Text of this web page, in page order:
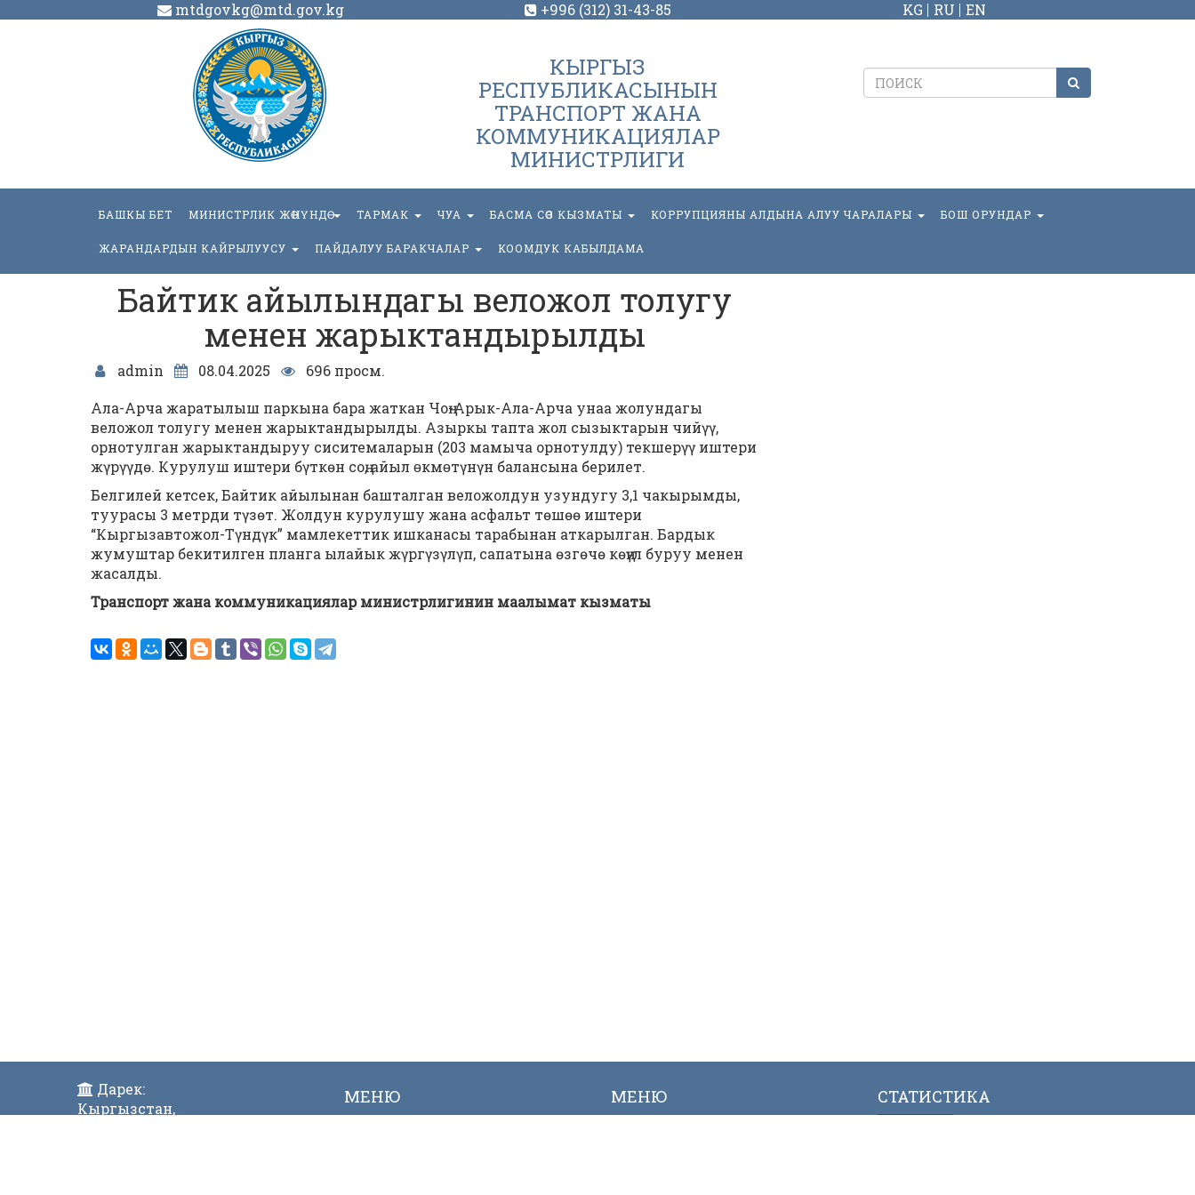
mtdgovkg@mtd.gov.kg +996 (312) 31-43-85 KG RU EN
КЫРГЫЗ
РЕСПУБЛИКАСЫНЫН
ТРАНСПОРТ ЖАНА
КОММУНИКАЦИЯЛАР
МИНИСТРЛИГИ
БАШКЫ БЕТ МИНИСТРЛИК ЖӨНҮНДӨ ТАРМАК ЧУА БАСМА СӨЗ КЫЗМАТЫ КОРРУПЦИЯНЫ АЛДЫНА АЛУУ ЧАРАЛАРЫ БОШ ОРУНДАР
ЖАРАНДАРДЫН КАЙРЫЛУУСУ ПАЙДАЛУУ БАРАКЧАЛАР КООМДУК КАБЫЛДАМА
Байтик айылындагы веложол толугу
менен жарыктандырылды
admin 08.04.2025
696 просм.
Ала-Арча жаратылыш паркына бара жаткан Чоң-Арык-Ала-Арча унаа жолундагы
веложол толугу менен жарыктандырылды. Азыркы тапта жол сызыктарын чийүү,
орнотулган жарыктандыруу сиситемаларын (203 мамыча орнотулду) текшерүү иштери
жүрүүдө. Курулуш иштери бүткөн соң, айыл ɵкмɵтүнүн балансына берилет.
Белгилей кетсек, Байтик айылынан башталган веложолдун узундугу 3,1 чакырымды,
туурасы 3 метрди түзөт. Жолдун курулушу жана асфальт төшөө иштери
“Кыргызавтожол-Түндүк” мамлекеттик ишканасы тарабынан аткарылган. Бардык
жумуштар бекитилген планга ылайык жүргүзүлүп, сапатына өзгөчө көңүл буруу менен
жасалды.
Транспорт жана коммуникациялар министрлигинин маалымат кызматы
Дарек:
Кыргызстан,
МЕНЮ МЕНЮ СТАТИСТИКА